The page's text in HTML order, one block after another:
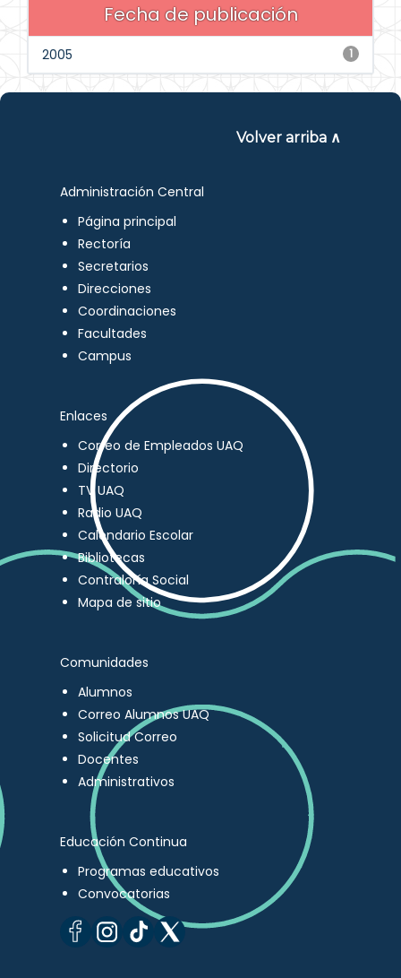
Fecha de publicación
1
2005
Volver arriba ∧
Administración Central
Página principal
Rectoría
Secretarios
Direcciones
Coordinaciones
Facultades
Campus
Enlaces
Correo de Empleados UAQ
Directorio
TV UAQ
Radio UAQ
Calendario Escolar
Bibliotecas
Contraloría Social
Mapa de sitio
Comunidades
Alumnos
Correo Alumnos UAQ
Solicitud Correo
Docentes
Administrativos
Educación Continua
Programas educativos
Convocatorias